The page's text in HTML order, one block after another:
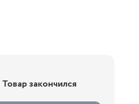
Товар закончился